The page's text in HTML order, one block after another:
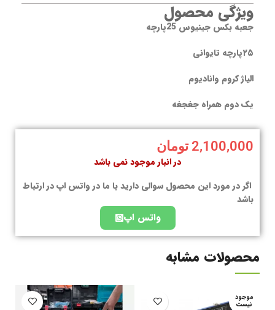
ویژگی محصول
جعبه بکس جینیوس 25پارچه
۲۵پارچه تایوانی
الیاژ کروم وانادیوم
یک دوم همراه جغجغه
2,100,000 تومان
در انبار موجود نمی باشد
اگر در مورد این محصول سوالی دارید با ما در واتس اپ در ارتباط
باشد
واتس اپ
محصولات مشابه
موجود
نیست